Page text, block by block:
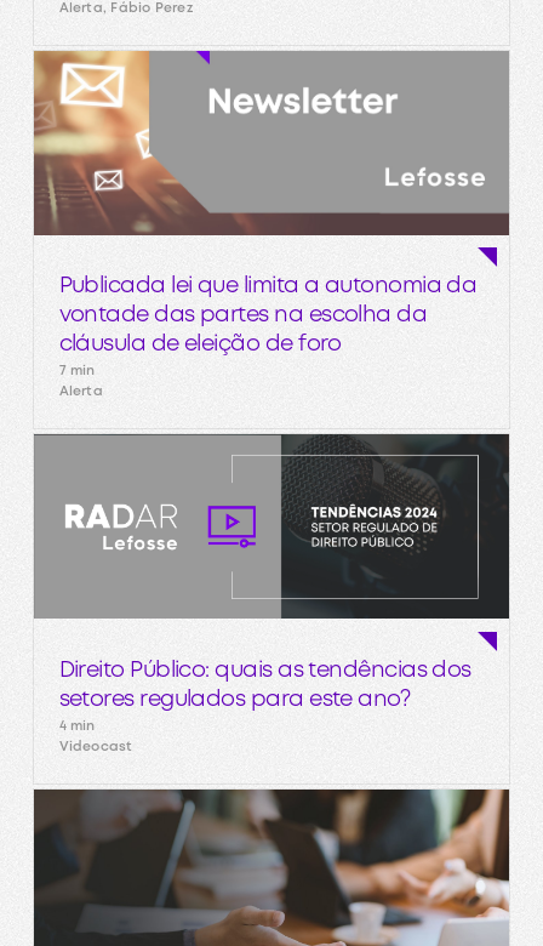
Alerta, Fábio Perez
Publicada lei que limita a autonomia da
vontade das partes na escolha da
cláusula de eleição de foro
7 min
Alerta
Direito Público: quais as tendências dos
setores regulados para este ano?
4 min
Videocast